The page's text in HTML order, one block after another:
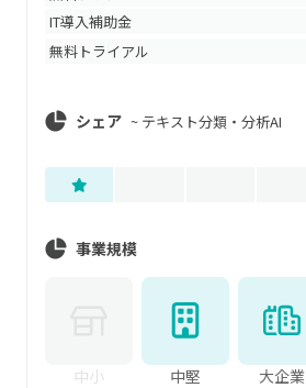
IT導入補助金
無料トライアル
シェア ~ テキスト分類・分析AI
事業規模
中小 中堅 大企業